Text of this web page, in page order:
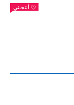
أعجبني